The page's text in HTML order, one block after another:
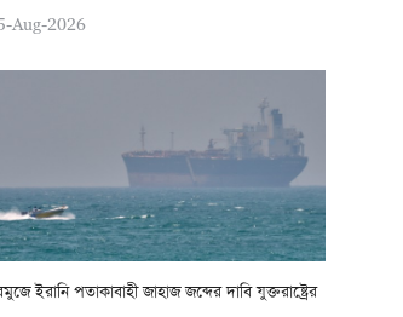
Aug-2026
ইরানি পতাকাবাহী জাহাজ জব্দের দাবি যুক্তরাষ্ট্রের